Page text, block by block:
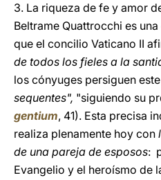
3. La riqueza de fe y amor
Beltrame Quattrocchi es
que el concilio Vaticano II
de todos los fieles a la
los cónyuges persiguen
sequentes", "siguiendo su
gentium, 41). Esta precisa
realiza plenamente hoy con
de una pareja de esposos:
Evangelio y el heroísmo de